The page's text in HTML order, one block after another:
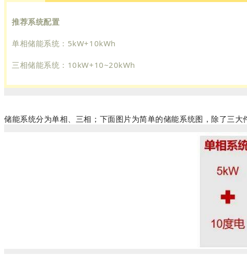
推荐系统配置
单相储能系统：5kW+10kWh
三相储能系统：10kW+10~20kWh
储能系统分为单相、三相；下面图片为简单的储能系统图，除了三